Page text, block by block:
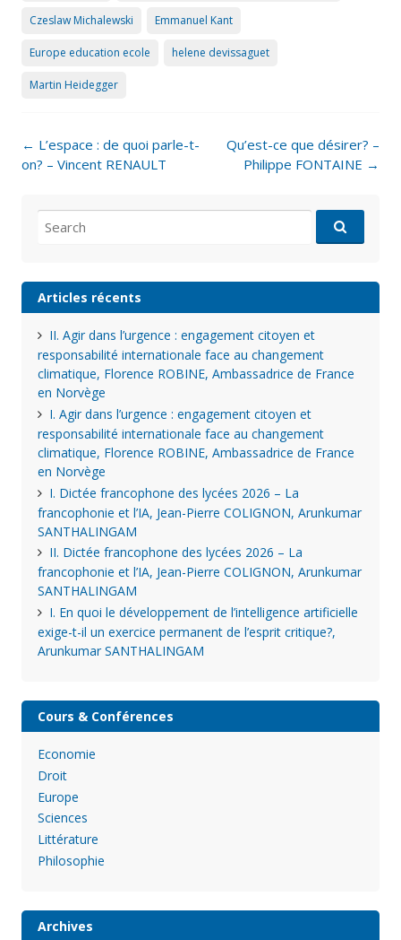
Czeslaw Michalewski Emmanuel Kant
Europe education ecole helene devissaguet
Martin Heidegger
Post
navigation
← L’espace : de quoi parle-t-
on? – Vincent RENAULT
Qu’est-ce que désirer? –
Philippe FONTAINE →
for:
Articles récents
II. Agir dans l’urgence : engagement citoyen et
responsabilité internationale face au changement
climatique, Florence ROBINE, Ambassadrice de France
en Norvège
I. Agir dans l’urgence : engagement citoyen et
responsabilité internationale face au changement
climatique, Florence ROBINE, Ambassadrice de France
en Norvège
I. Dictée francophone des lycées 2026 – La
francophonie et l’IA, Jean-Pierre COLIGNON, Arunkumar
SANTHALINGAM
II. Dictée francophone des lycées 2026 – La
francophonie et l’IA, Jean-Pierre COLIGNON, Arunkumar
SANTHALINGAM
I. En quoi le développement de l’intelligence artificielle
exige-t-il un exercice permanent de l’esprit critique?,
Arunkumar SANTHALINGAM
Cours & Conférences
Economie
Droit
Europe
Sciences
Littérature
Philosophie
Archives